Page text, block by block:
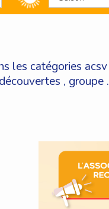
les catégories acsv
, groupe .